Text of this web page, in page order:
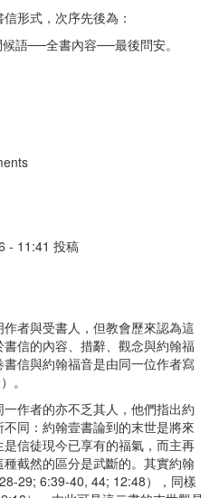
形式，次序先後為：
語──全書內容──最後問安。
- 11:41 投稿
者與受書人，但教會歷來認為這
信的內容、措辭、觀念與約翰福
信與約翰福音是由同一位作者寫
。
作者的亦不乏其人，他們指出約
同：約翰壹書論到的末世是將來
信徒現今已享有的福氣，而主再
截然的區分是武斷的。其實約翰
29; 6:39-40, 44; 12:48），同樣